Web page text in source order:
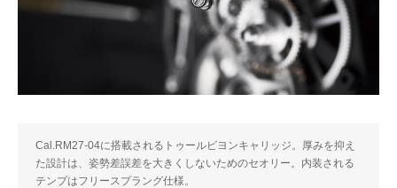
Cal.RM27-04に搭載されるトゥールビヨンキャリッジ。厚みを抑え
た設計は、姿勢差誤差を大きくしないためのセオリー。内装される
テンプはフリースプラング仕様。